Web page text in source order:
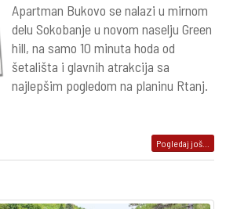
Apartman Bukovo se nalazi u mirnom
delu Sokobanje u novom naselju Green
hill, na samo 10 minuta hoda od
šetališta i glavnih atrakcija sa
najlepšim pogledom na planinu Rtanj.
Pogledaj još...